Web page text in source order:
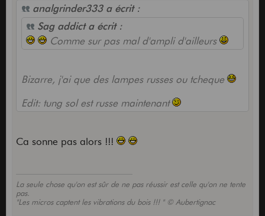
analgrinder333 a écrit :
Sag addict a écrit :
Comme sur pas mal d'ampli d'ailleurs
Bizarre, j'ai que des lampes russes ou tcheque
Edit: tung sol est russe maintenant
Ca sonne pas alors !!!
La seule chose qu'on est sûr de ne pas réussir est celle qu'on ne tente
pas.
"Les micros captent les vibrations du bois !!! " © Aubertignac